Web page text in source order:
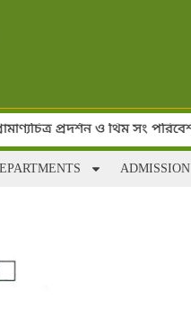
প্রদর্শন ও থিম সং পরিবেশন
ADMISSION